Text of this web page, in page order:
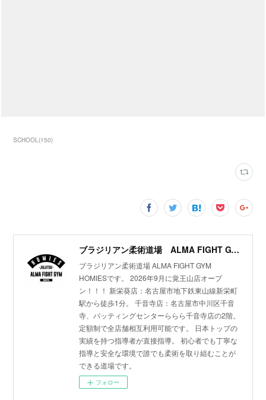
SCHOOL(150)
ブラジリアン柔術道場 ALMA FIGHT GYM HOMIES(ホーミーズ)
ブラジリアン柔術道場 ALMA FIGHT GYM
HOMIESです。 2026年9月に覚王山店オープ
ン！！！ 新栄葵店：名古屋市地下鉄東山線新栄町
駅から徒歩1分。 千音寺店：名古屋市中川区千音
寺、バッティングセンターららら千音寺店の2階。
定額制で全店舗相互利用可能です。 日本トップの
実績を持つ指導者が直接指導。 初心者でも丁寧な
指導と安全な環境で誰でも柔術を取り組むことが
できる道場です。
フォロー